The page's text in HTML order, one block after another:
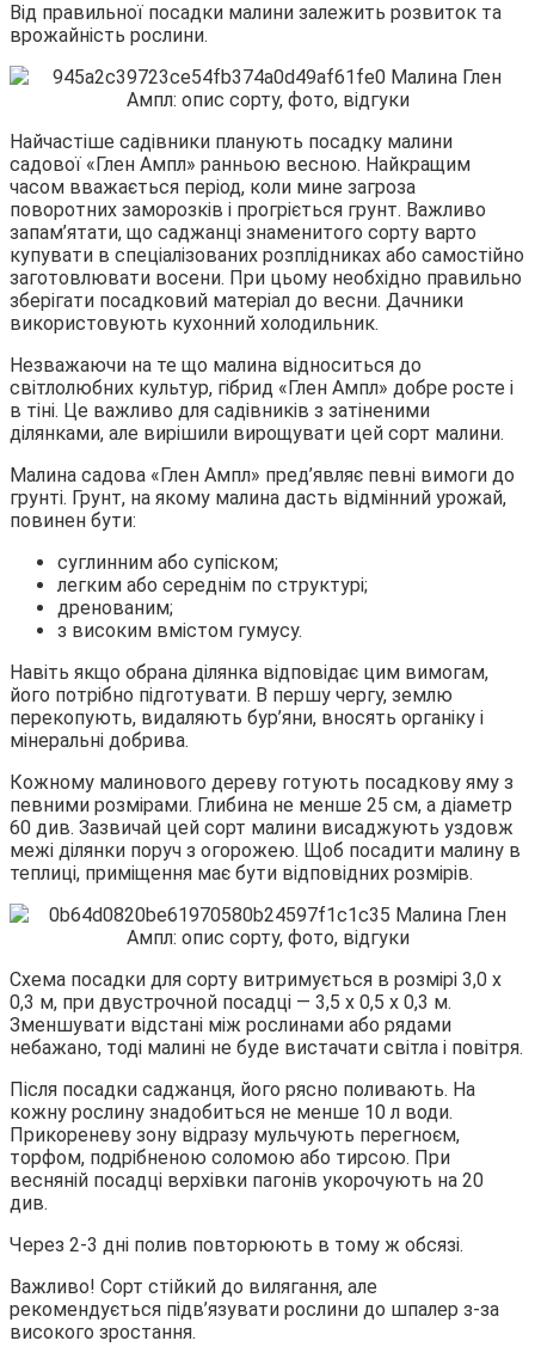
Від правильної посадки малини залежить розвиток та
врожайність рослини.
Найчастіше садівники планують посадку малини
садової «Глен Ампл» ранньою весною. Найкращим
часом вважається період, коли мине загроза
поворотних заморозків і прогріється грунт. Важливо
запам’ятати, що саджанці знаменитого сорту варто
купувати в спеціалізованих розплідниках або самостійно
заготовлювати восени. При цьому необхідно правильно
зберігати посадковий матеріал до весни. Дачники
використовують кухонний холодильник.
Незважаючи на те що малина відноситься до
світлолюбних культур, гібрид «Глен Ампл» добре росте і
в тіні. Це важливо для садівників з затіненими
ділянками, але вирішили вирощувати цей сорт малини.
Малина садова «Глен Ампл» пред’являє певні вимоги до
грунті. Грунт, на якому малина дасть відмінний урожай,
повинен бути:
суглинним або супіском;
легким або середнім по структурі;
дренованим;
з високим вмістом гумусу.
Навіть якщо обрана ділянка відповідає цим вимогам,
його потрібно підготувати. В першу чергу, землю
перекопують, видаляють бур’яни, вносять органіку і
мінеральні добрива.
Кожному малинового дереву готують посадкову яму з
певними розмірами. Глибина не менше 25 см, а діаметр
60 див. Зазвичай цей сорт малини висаджують уздовж
межі ділянки поруч з огорожею. Щоб посадити малину в
теплиці, приміщення має бути відповідних розмірів.
Схема посадки для сорту витримується в розмірі 3,0 х
0,3 м, при двустрочной посадці — 3,5 х 0,5 х 0,3 м.
Зменшувати відстані між рослинами або рядами
небажано, тоді малині не буде вистачати світла і повітря.
Після посадки саджанця, його рясно поливають. На
кожну рослину знадобиться не менше 10 л води.
Прикореневу зону відразу мульчують перегноєм,
торфом, подрібненою соломою або тирсою. При
весняній посадці верхівки пагонів укорочують на 20
див.
Через 2-3 дні полив повторюють в тому ж обсязі.
Важливо! Сорт стійкий до вилягання, але
рекомендується підв’язувати рослини до шпалер з-за
високого зростання.